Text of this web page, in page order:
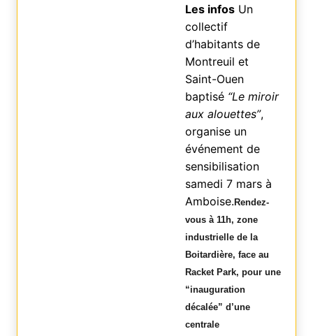
Les infosUn
collectif
d’habitants de
Montreuil et
Saint-Ouen
baptisé “Le miroir
aux alouettes”,
organise un
événement de
sensibilisation
samedi 7 mars à
Amboise. Rendez-
vous à 11h, zone
industrielle de la
Boitardière, face au
Racket Park, pour une
“inauguration
décalée” d’une
centrale